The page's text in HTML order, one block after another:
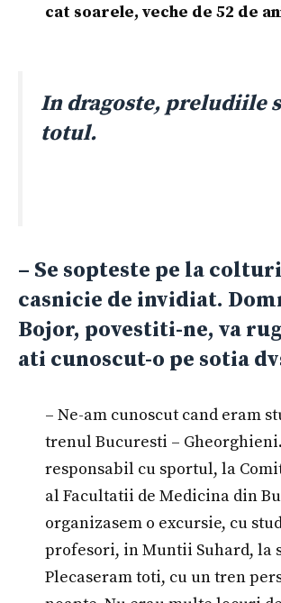
cat soarele, veche de 52 de
In dragoste, preludiile
totul.
– Se sopteste pe la
casnicie de invidiat.
Bojor, povestiti-ne, va
ati cunoscut-o pe sotia
– Ne-am cunoscut cand eram
trenul Bucuresti –
responsabil cu sportul, la
al Facultatii de Medicina din
organizasem o excursie, cu
profesori, in Muntii Suhard, la
Plecaseram toti, cu un tren